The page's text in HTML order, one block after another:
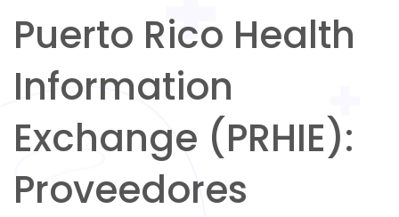
Puerto Rico Health
Information
Exchange (PRHIE):
Proveedores